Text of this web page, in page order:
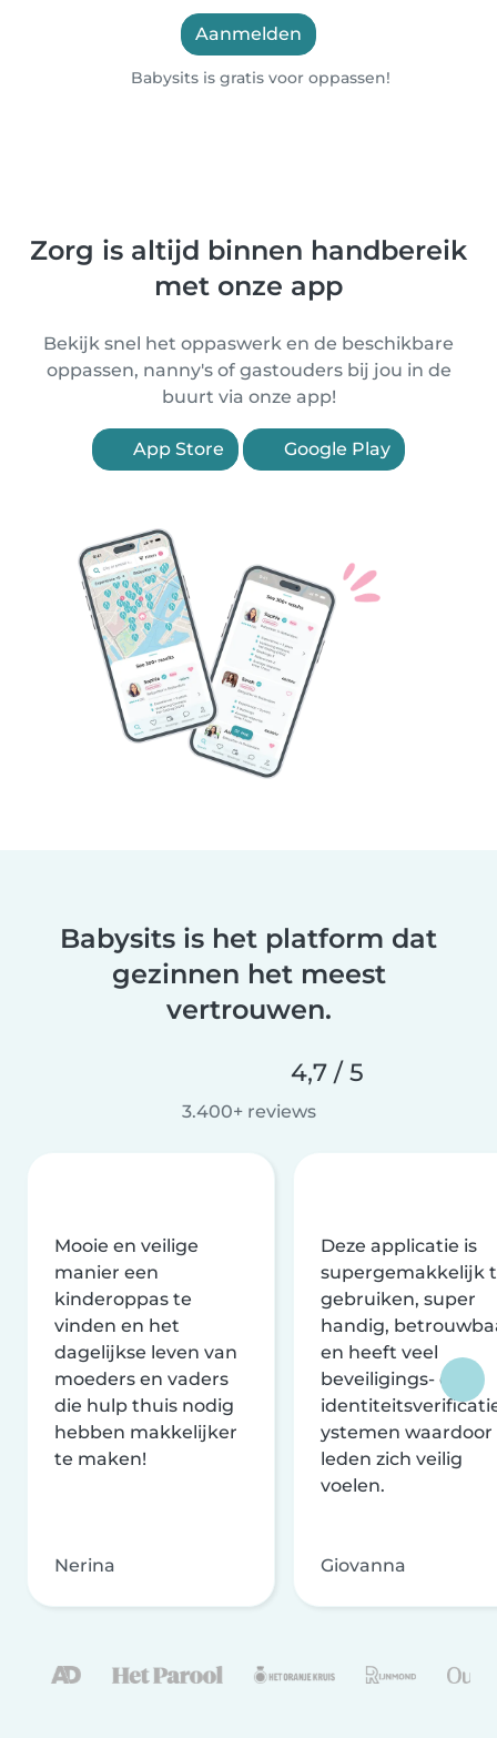
Aanmelden
Babysits is gratis voor oppassen!
Zorg is altijd binnen handbereik
met onze app
Bekijk snel het oppaswerk en de beschikbare
oppassen, nanny's of gastouders bij jou in de
buurt via onze app!
App Store Google Play
Babysits is het platform dat
gezinnen het meest
vertrouwen.
4,7 / 5
3.400+ reviews
Mooie en veilige
manier een
kinderoppas te
vinden en het
dagelijkse leven van
moeders en vaders
die hulp thuis nodig
hebben makkelijker
te maken!
Nerina
Deze applicatie is
supergemakkelijk
gebruiken, super
handig,
en heeft veel
beveiligings- en
ystemen waardoor
leden zich veilig
voelen.
Giovanna